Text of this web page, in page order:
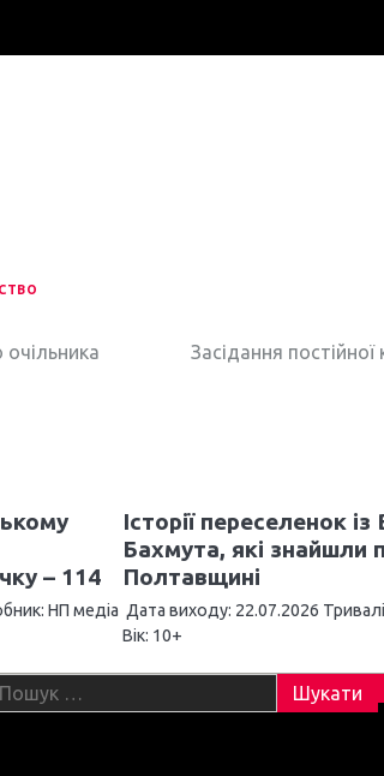
очільника
Засідання
– 114
НП медіа
Історії переселенок
Бахмута, які знайшли
Полтавщині
Дата виходу: 22.07.2026
Вік: 10+
Пошук: